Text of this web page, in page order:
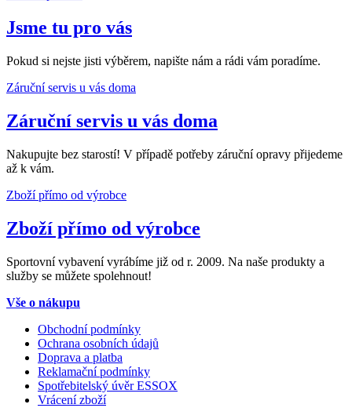
Jsme tu pro vás
Pokud si nejste jisti výběrem, napište nám a rádi vám poradíme.
Záruční servis u vás doma
Záruční servis u vás doma
Nakupujte bez starostí! V případě potřeby záruční opravy přijedeme
až k vám.
Zboží přímo od výrobce
Zboží přímo od výrobce
Sportovní vybavení vyrábíme již od r. 2009. Na naše produkty a
služby se můžete spolehnout!
Vše o nákupu
Obchodní podmínky
Ochrana osobních údajů
Doprava a platba
Reklamační podmínky
Spotřebitelský úvěr ESSOX
Vrácení zboží